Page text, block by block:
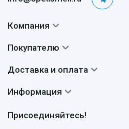
Присоединяйтесь!
Компания
Авторы
Сертификаты
Покупателю
Вопросы и ответы
Отзывы
Доставка и оплата
Доставка
Возврат
Информация